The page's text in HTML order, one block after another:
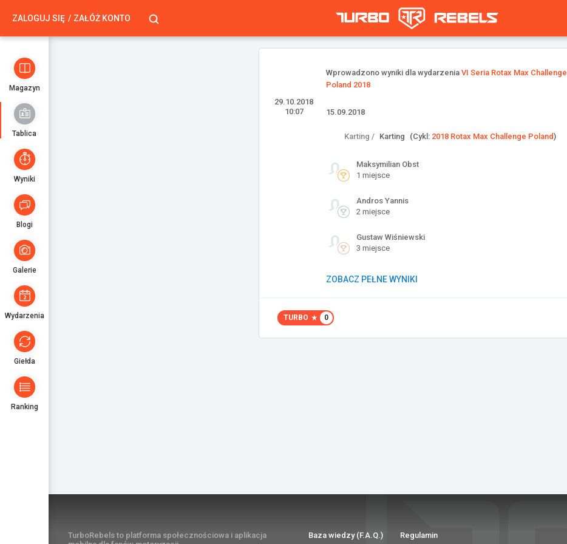
ZALOGUJ SIĘ ZAŁÓŻ KONTO
Magazyn
Tablica
Wyniki
Blogi
Galerie
Wydarzenia
Giełda
Ranking
29.10.2018
10:07
Wprowadzono wyniki dla wydarzenia VI Seria Rotax Max Challenge
Poland 2018
15.09.2018
Karting / Karting (Cykl: 2018 Rotax Max Challenge Poland)
Maksymilian Obst
1 miejsce
Andros Yannis
2 miejsce
Gustaw Wiśniewski
3 miejsce
ZOBACZ PEŁNE WYNIKI
TURBO 0
TurboRebels to platforma społecznościowa i aplikacja
Baza wiedzy (F.A.Q.) Regulamin